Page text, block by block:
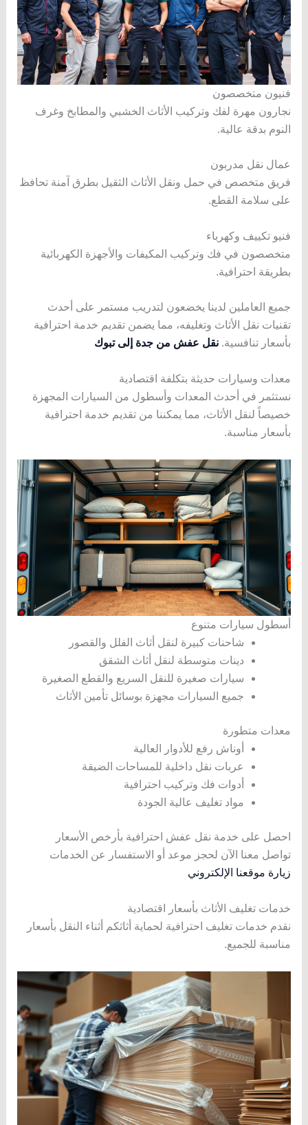
فنيون متخصصون
نجارون مهرة لفك وتركيب الأثاث الخشبي والمطابخ وغرف
النوم بدقة عالية.
عمال نقل مدربون
فريق متخصص في حمل ونقل الأثاث الثقيل بطرق آمنة تحافظ
على سلامة القطع.
فنيو تكييف وكهرباء
متخصصون في فك وتركيب المكيفات والأجهزة الكهربائية
بطريقة احترافية.
جميع العاملين لدينا يخضعون لتدريب مستمر على أحدث
تقنيات نقل الأثاث وتغليفه، مما يضمن تقديم خدمة احترافية
بأسعار تنافسية. نقل عفش من جدة إلى تبوك
معدات وسيارات حديثة بتكلفة اقتصادية
نستثمر في أحدث المعدات وأسطول من السيارات المجهزة
خصيصاً لنقل الأثاث، مما يمكننا من تقديم خدمة احترافية
بأسعار مناسبة.
أسطول سيارات متنوع
شاحنات كبيرة لنقل أثاث الفلل والقصور
دينات متوسطة لنقل أثاث الشقق
سيارات صغيرة للنقل السريع والقطع الصغيرة
جميع السيارات مجهزة بوسائل تأمين الأثاث
معدات متطورة
أوناش رفع للأدوار العالية
عربات نقل داخلية للمساحات الضيقة
أدوات فك وتركيب احترافية
مواد تغليف عالية الجودة
احصل على خدمة نقل عفش احترافية بأرخص الأسعار
تواصل معنا الآن لحجز موعد أو الاستفسار عن الخدمات
زيارة موقعنا الإلكتروني
خدمات تغليف الأثاث بأسعار اقتصادية
نقدم خدمات تغليف احترافية لحماية أثاثكم أثناء النقل بأسعار
مناسبة للجميع.